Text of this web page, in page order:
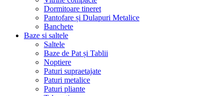
Dormitoare tineret
Pantofare și Dulapuri Metalice
Banchete
Baze si saltele
Saltele
Baze de Pat și Tablii
Noptiere
Paturi supraetajate
Paturi metalice
Paturi pliante